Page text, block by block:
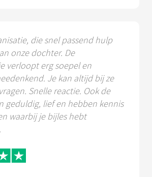
die snel passend hulp
onze dochter. De
verloopt erg soepel en
Je kan altijd bij ze
Snelle reactie. Ook de
geduldig, lief en hebben kennis
waarbij je bijles hebt